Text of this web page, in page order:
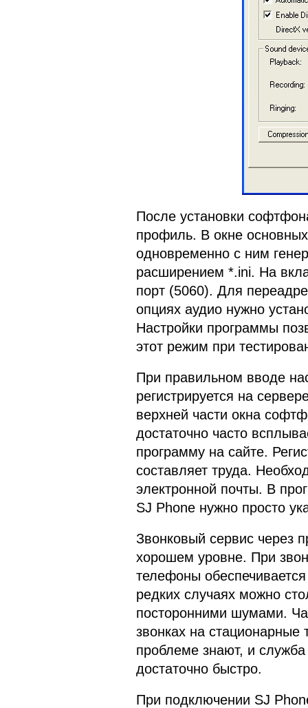
После установки
профиль. В окне
одновременно с ним
расширением *.ini. На
порт (5060). Для
опциях аудио нужно
Настройки программы
этот режим при
При правильном вводе
регистрируется на
верхней части окна
достаточно часто
программу на сайте.
составляет труда.
электронной почты. В
SJ Phone нужно просто
Звонковый сервис через
хорошем уровне. При
телефоны
редких случаях можно
посторонними шумами.
звонках на
проблеме знают, и служба
достаточно быстро.
При подключении SJ